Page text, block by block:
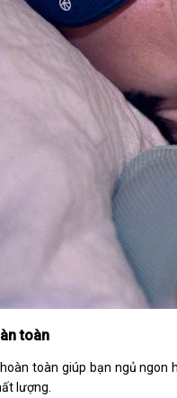
toàn
toàn giúp bạn ngủ
lượng.